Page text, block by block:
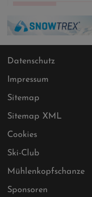
Datenschutz
Impressum